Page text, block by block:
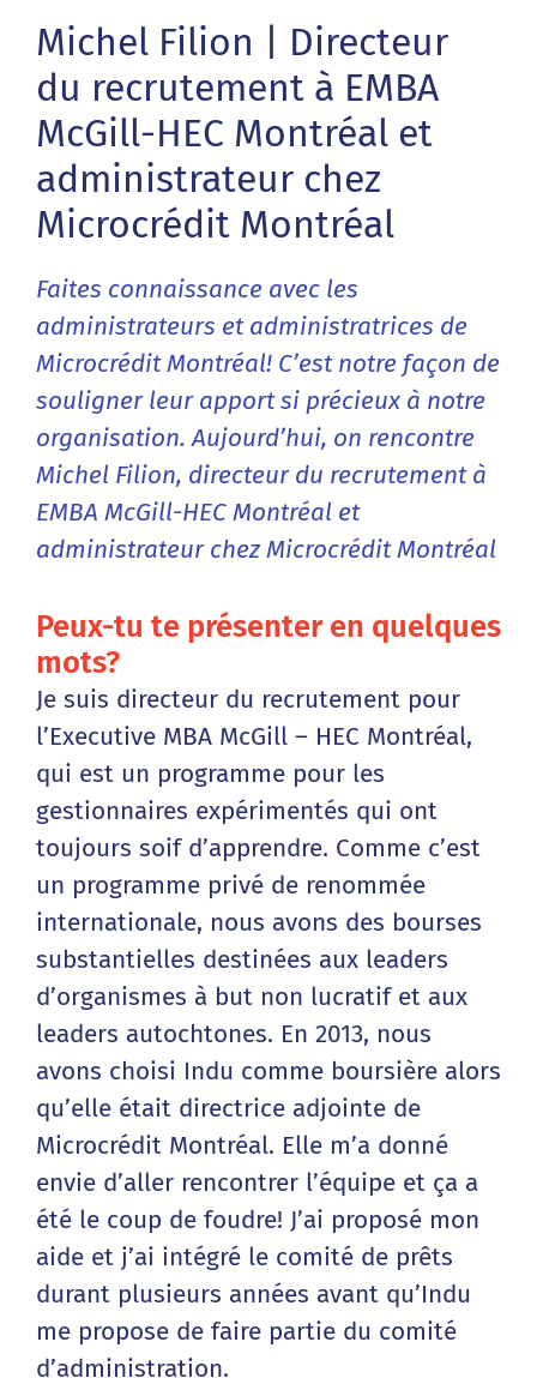
Michel Filion | Directeur
du recrutement à EMBA
McGill-HEC Montréal et
administrateur chez
Microcrédit Montréal
Faites connaissance avec les
administrateurs et administratrices de
Microcrédit Montréal! C’est notre façon de
souligner leur apport si précieux à notre
organisation. Aujourd’hui, on rencontre
Michel Filion, directeur du recrutement à
EMBA McGill-HEC Montréal et
administrateur chez Microcrédit Montréal
Peux-tu te présenter en quelques
mots?
Je suis directeur du recrutement pour
l’Executive MBA McGill – HEC Montréal,
qui est un programme pour les
gestionnaires expérimentés qui ont
toujours soif d’apprendre. Comme c’est
un programme privé de renommée
internationale, nous avons des bourses
substantielles destinées aux leaders
d’organismes à but non lucratif et aux
leaders autochtones. En 2013, nous
avons choisi Indu comme boursière alors
qu’elle était directrice adjointe de
Microcrédit Montréal. Elle m’a donné
envie d’aller rencontrer l’équipe et ça a
été le coup de foudre! J’ai proposé mon
aide et j’ai intégré le comité de prêts
durant plusieurs années avant qu’Indu
me propose de faire partie du comité
d’administration.